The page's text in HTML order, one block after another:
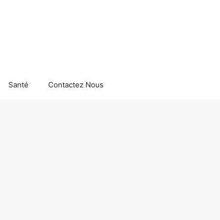
Santé Contactez Nous